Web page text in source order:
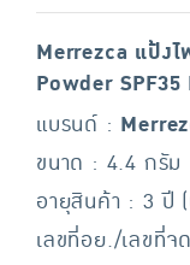
Merrezca แป้ง
Powder
แบรนด์ :
ขนาด : 4.4 กรัม
อายุสินค้า : 3 ปี
เลขที่อย./เลขที่